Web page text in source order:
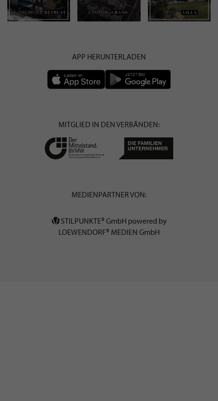
APP HERUNTERLADEN
MITGLIED IN DEN VERBÄNDEN:
MEDIENPARTNER VON:
STILPUNKTE® GmbH powered by
LOEWENDORF® MEDIEN GmbH